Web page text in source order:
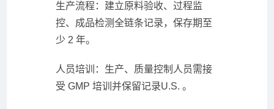
生产流程：建立原料验收、过程监
控、成品检测全链条记录，保存期至
少 2 年。
人员培训：生产、质量控制人员需接
受 GMP 培训并保留记录U.S. 。